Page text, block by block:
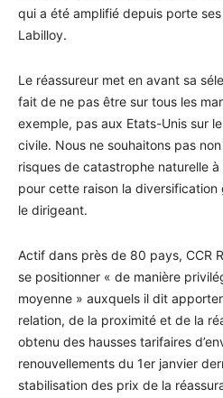
qui a été amplifié depuis porte
Labilloy.
Le réassureur met en avant sa
fait de ne pas être sur tous les
exemple, pas aux Etats-Unis sur
civile. Nous ne souhaitons pas
risques de catastrophe naturelle
pour cette raison la
le dirigeant.
Actif dans près de 80 pays, CCR
se positionner « de manière
moyenne » auxquels il dit
relation, de la proximité et de la
obtenu des hausses tarifaires
renouvellements du 1er janvier
stabilisation des prix de la